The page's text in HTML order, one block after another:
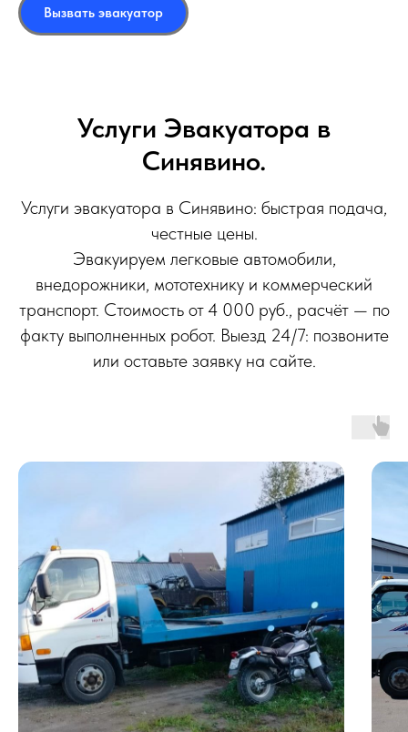
Вызвать эвакуатор
Услуги Эвакуатора в
Синявино.
Услуги эвакуатора в Синявино: быстрая подача,
честные цены.
Эвакуируем легковые автомобили,
внедорожники, мототехнику и коммерческий
транспорт. Стоимость от 4 000 руб., расчёт — по
факту выполненных робот. Выезд 24/7: позвоните
или оставьте заявку на сайте.